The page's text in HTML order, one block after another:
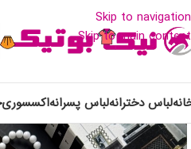
Skip to navigation
Skip to main content
لباس دخترانهلباس پسرانهاکسسوری